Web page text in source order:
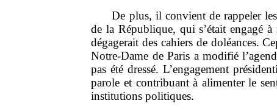
De plus, il convient de rappeler
de la République, qui s’était engagé
dégagerait des cahiers de doléances.
Notre‑Dame de Paris a modifié
pas été dressé. L’engagement
parole et contribuant à alimenter le
institutions politiques.